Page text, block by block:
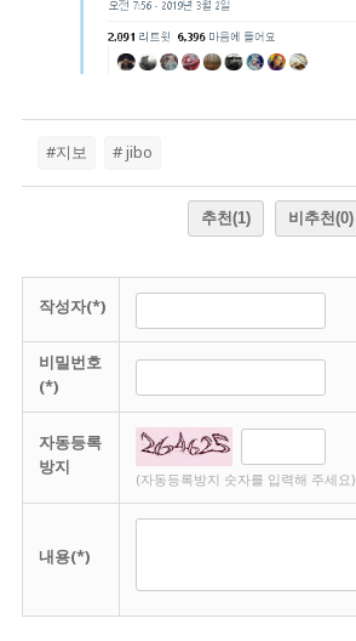
#지보 # jibo
추천(1) 비추천(0)
작성자(*)
비밀번호
(*)
자동등록
방지
(자동등록방지 숫자를 입력해 주세요)
내용(*)